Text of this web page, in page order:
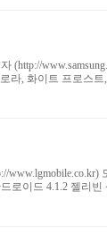
라, 화이트 프로스
이드 4.1.2 젤리빈